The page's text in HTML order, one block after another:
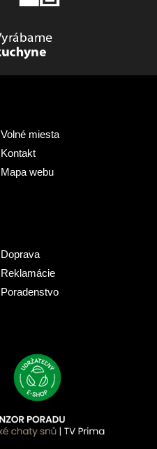
Volné miesta
Kontakt
Mapa webu
Doprava
Reklamácie
Poradenstvo